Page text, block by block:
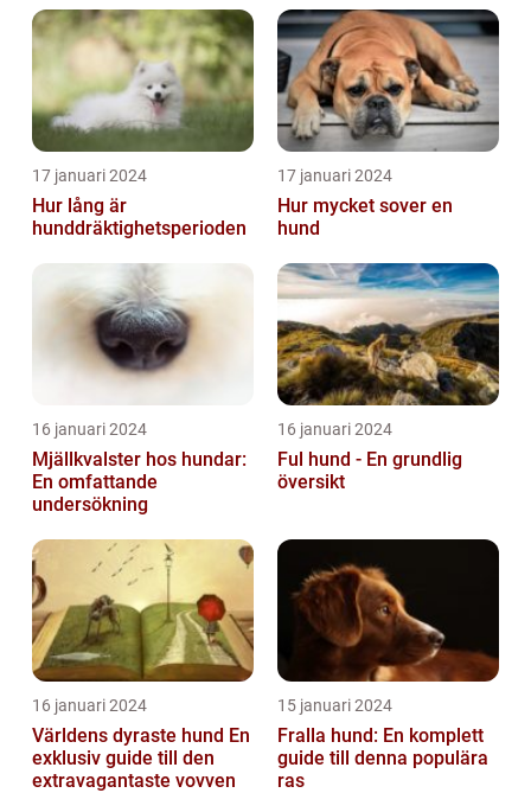
scabiei
17 januari 2024
Hur lång är
hunddräktighetsperioden
17 januari 2024
Hur mycket sover en
hund
16 januari 2024
Mjällkvalster hos hundar:
En omfattande
undersökning
16 januari 2024
Ful hund - En grundlig
översikt
16 januari 2024
Världens dyraste hund En
exklusiv guide till den
extravagantaste vovven
15 januari 2024
Fralla hund: En komplett
guide till denna populära
ras